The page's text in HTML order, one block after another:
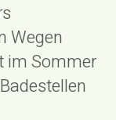
Wegen
im Sommer